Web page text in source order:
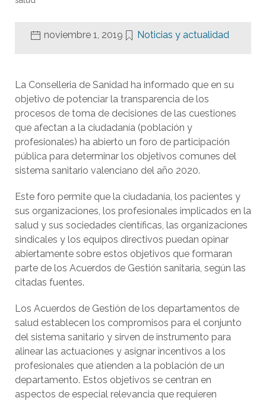
noviembre 1, 2019 Noticias y actualidad
La Conselleria de Sanidad ha informado que en su
objetivo de potenciar la transparencia de los
procesos de toma de decisiones de las cuestiones
que afectan a la ciudadanía (población y
profesionales) ha abierto un foro de participación
pública para determinar los objetivos comunes del
sistema sanitario valenciano del año 2020.
Este foro permite que la ciudadanía, los pacientes y
sus organizaciones, los profesionales implicados en la
salud y sus sociedades científicas, las organizaciones
sindicales y los equipos directivos puedan opinar
abiertamente sobre estos objetivos que formaran
parte de los Acuerdos de Gestión sanitaria, según las
citadas fuentes.
Los Acuerdos de Gestión de los departamentos de
salud establecen los compromisos para el conjunto
del sistema sanitario y sirven de instrumento para
alinear las actuaciones y asignar incentivos a los
profesionales que atienden a la población de un
departamento. Estos objetivos se centran en
aspectos de especial relevancia que requieren